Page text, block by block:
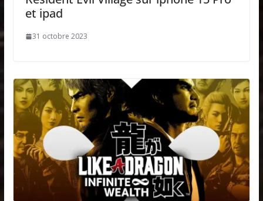
et ipad
31 octobre 2023